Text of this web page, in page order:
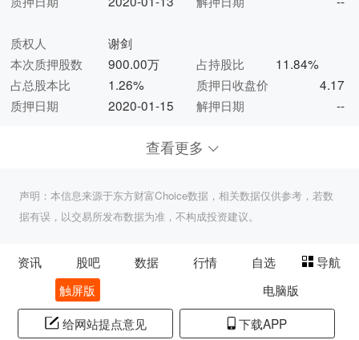
质权人
谢剑
本次质押股数
900.00万 占持股比
11.84%
占总股本比
1.26% 质押日收盘价
4.17
质押日期
2020-01-15 解押日期 --
查看更多
声明：本信息来源于东方财富Choice数据，相关数据仅供参考，若数
据有误，以交易所发布数据为准，不构成投资建议。
资讯 股吧 数据 行情 自选
导航
触屏版
电脑版
给网站提点意见
下载APP